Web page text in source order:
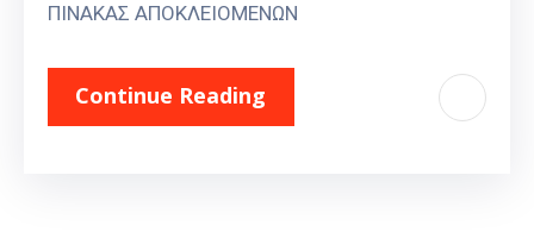
ΠΙΝΑΚΑΣ ΑΠΟΚΛΕΙΟΜΕΝΩΝ
Continue Reading